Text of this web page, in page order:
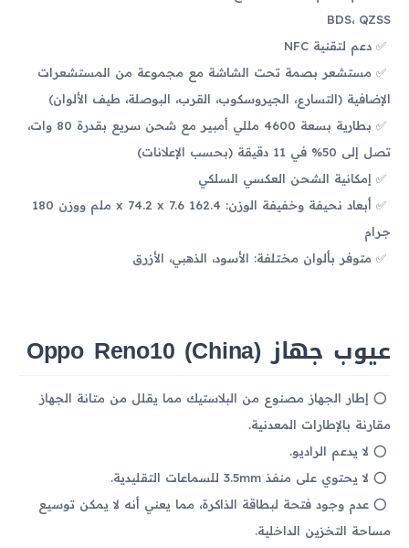
BDS، QZSS
دعم لتقنية NFC
مستشعر بصمة تحت الشاشة مع مجموعة من المستشعرات
الإضافية (التسارع، الجيروسكوب، القرب، البوصلة، طيف الألوان)
بطارية بسعة 4600 مللي أمبير مع شحن سريع بقدرة 80 وات،
تصل إلى 50% في 11 دقيقة (بحسب الإعلانات)
إمكانية الشحن العكسي السلكي
أبعاد نحيفة وخفيفة الوزن: 162.4 x 74.2 x 7.6 ملم ووزن 180
جرام
متوفر بألوان مختلفة: الأسود، الذهبي، الأزرق
عيوب جهاز Oppo Reno10 (China)
إطار الجهاز مصنوع من البلاستيك مما يقلل من متانة الجهاز
مقارنة بالإطارات المعدنية.
لا يدعم الراديو.
لا يحتوي على منفذ 3.5mm للسماعات التقليدية.
عدم وجود فتحة لبطاقة الذاكرة، مما يعني أنه لا يمكن توسيع
مساحة التخزين الداخلية.